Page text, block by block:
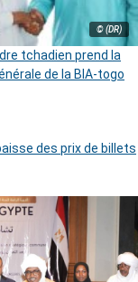
© (DR)
tchadien prend la
de la BIA-togo
des prix de billets